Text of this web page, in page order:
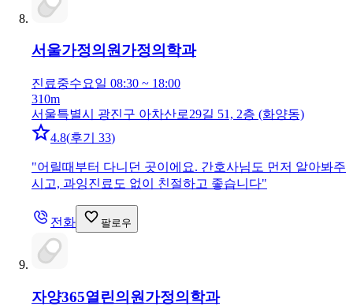
서울가정의원가정의학과
진료중수요일 08:30 ~ 18:00
310m
서울특별시 광진구 아차산로29길 51, 2층 (화양동)
4.8(후기 33)
"어릴때부터 다니던 곳이에요. 간호사님도 먼저 알아봐주
시고, 과잉진료도 없이 친절하고 좋습니다"
전화 팔로우
자양365열린의원 가정의학과